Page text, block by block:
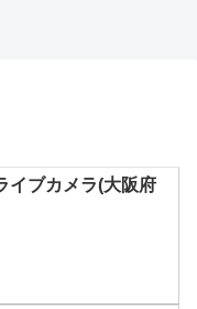
イブカメラ(大阪府